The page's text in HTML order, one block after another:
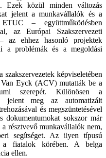
Ezek közül minden változás
jelent a munkavállalók és a
– együttműködésben
az Európai Szakszervezeti
az ehhez hasonló projektek
a problémák és a megoldási
képviseletében
Eyck (ACV) mutatták be a
szerepét. Különösen a
jelent meg az automatizált
és megszüntetésével
dokumentumokat sokszor már
résztvevő munkavállalók nem,
segítséget. Az ilyen típusú
a fiatalok körében. A belga
ellen.